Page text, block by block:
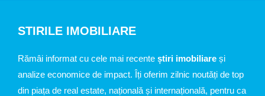
STIRILE IMOBILIARE
Rămâi informat cu cele mai recente știri imobiliare și
analize economice de impact. Îți oferim zilnic noutăți de top
din piața de real estate, națională și internațională, pentru ca